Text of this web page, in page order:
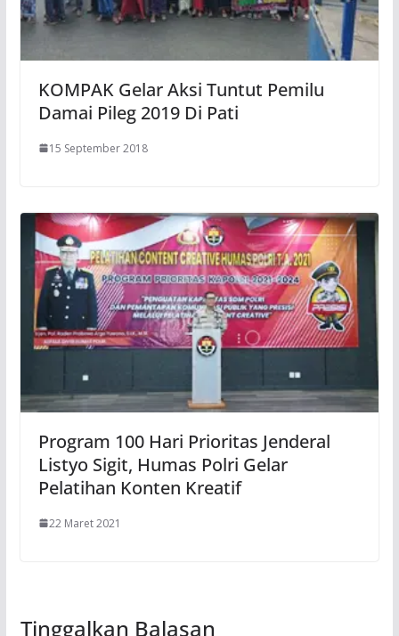
KOMPAK Gelar Aksi Tuntut Pemilu
Damai Pileg 2019 Di Pati
15 September 2018
Program 100 Hari Prioritas Jenderal
Listyo Sigit, Humas Polri Gelar
Pelatihan Konten Kreatif
22 Maret 2021
Tinggalkan Balasan